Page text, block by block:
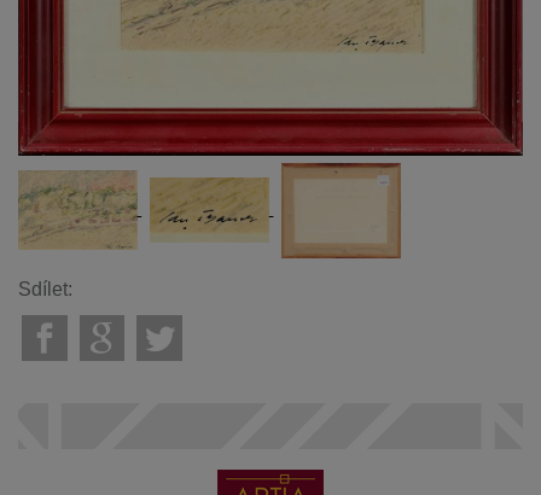
Sdílet: